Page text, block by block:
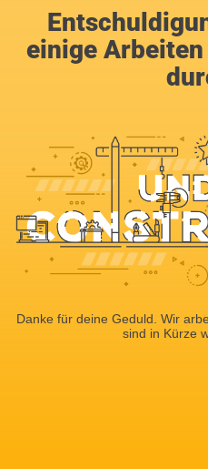
einige
Danke für deine Geduld. Wir
sind in Kürze